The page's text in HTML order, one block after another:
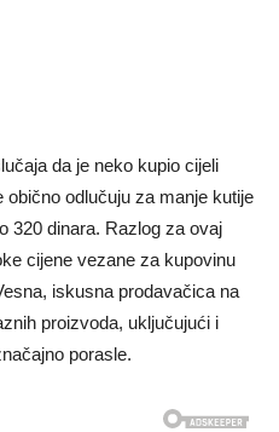
da je neko kupio cijeli
odlučuju za manje kutije
320 dinara. Razlog za ovaj
cijene vezane za kupovinu
iskusna prodavačica na
proizvoda, uključujući i
porasle.